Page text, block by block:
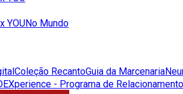
YOUNo Mundo
Coleção RecantoGuia da Marcenaria
- Programa de Relacionamento